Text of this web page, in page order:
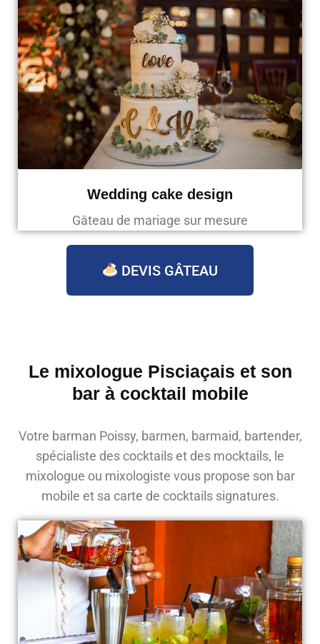
Wedding cake design
Gâteau de mariage sur mesure
DEVIS GÂTEAU
Le mixologue Pisciaçais et son
bar à cocktail mobile
Votre barman Poissy, barmen, barmaid, bartender,
spécialiste des cocktails et des mocktails, le
mixologue ou mixologiste vous propose son bar
mobile et sa carte de cocktails signatures.